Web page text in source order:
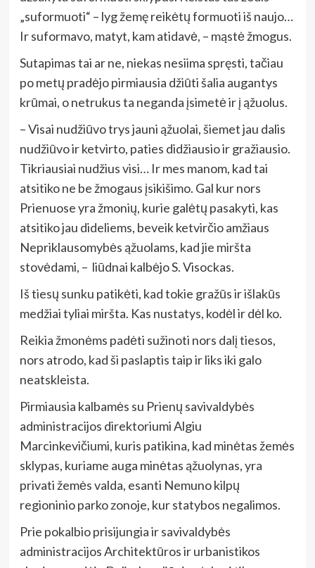
„suformuoti“ – lyg žemę reikėtų formuoti iš naujo…
Ir suformavo, matyt, kam atidavė, – mąstė žmogus.
Sutapimas tai ar ne, niekas nesiima spręsti, tačiau
po metų pradėjo pirmiausia džiūti šalia augantys
krūmai, o netrukus ta neganda įsimetė ir į ąžuolus.
– Visai nudžiūvo trys jauni ąžuolai, šiemet jau dalis
nudžiūvo ir ketvirto, paties didžiausio ir gražiausio.
Tikriausiai nudžius visi… Ir mes manom, kad tai
atsitiko ne be žmogaus įsikišimo. Gal kur nors
Prienuose yra žmonių, kurie galėtų pasakyti, kas
atsitiko jau dideliems, beveik ketvirčio amžiaus
Nepriklausomybės ąžuolams, kad jie miršta
stovėdami, – liūdnai kalbėjo S. Visockas.
Iš tiesų sunku patikėti, kad tokie gražūs ir išlakūs
medžiai tyliai miršta. Kas nustatys, kodėl ir dėl ko.
Reikia žmonėms padėti sužinoti nors dalį tiesos,
nors atrodo, kad ši paslaptis taip ir liks iki galo
neatskleista.
Pirmiausia kalbamės su Prienų savivaldybės
administracijos direktoriumi Algiu
Marcinkevičiumi, kuris patikina, kad minėtas žemės
sklypas, kuriame auga minėtas ąžuolynas, yra
privati žemės valda, esanti Nemuno kilpų
regioninio parko zonoje, kur statybos negalimos.
Prie pokalbio prisijungia ir savivaldybės
administracijos Architektūros ir urbanistikos